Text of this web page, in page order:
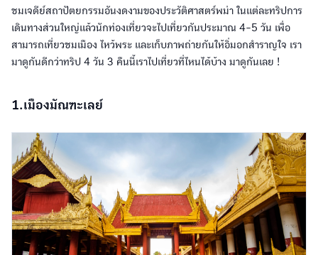
ชมเจดีย์สถาปัตยกรรมอันงดงามของประวัติศาสตร์พม่า ในแต่ละทริปการ
เดินทางส่วนใหญ่แล้วนักท่องเที่ยวจะไปเที่ยวกันประมาณ 4-5 วัน เพื่อ
สามารถเที่ยวชมเมือง ไหว้พระ และเก็บภาพถ่ายกันให้อิ่มอกสำราญใจ เรา
มาดูกันดีกว่าทริป 4 วัน 3 คืนนี้เราไปเที่ยวที่ไหนได้บ้าง มาดูกันเลย !
1.เมืองมัณฑะเลย์